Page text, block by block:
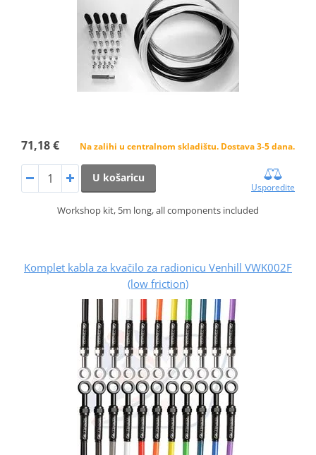
71,18 € Na zalihi u centralnom skladištu. Dostava 3-5 dana.
U košaricu
Usporedite
Workshop kit, 5m long, all components included
Komplet kabla za kvačilo za radionicu Venhill VWK002F
(low friction)